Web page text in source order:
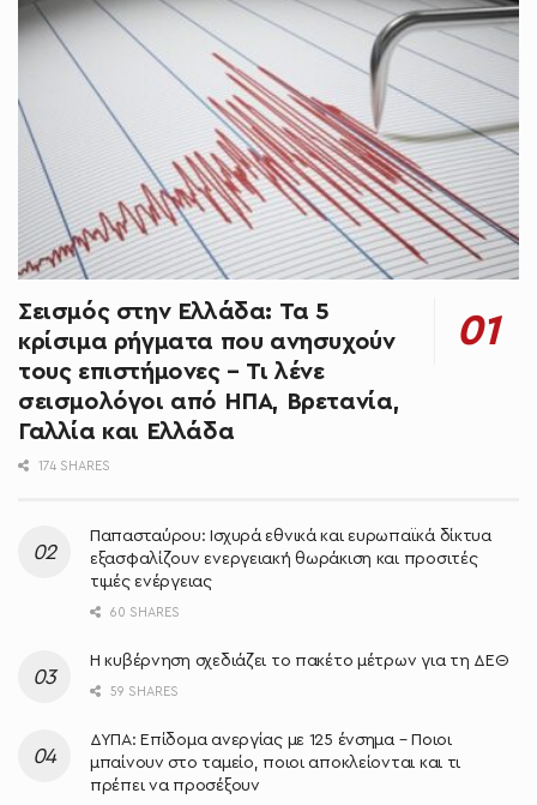
Σεισμός στην Ελλάδα: Τα 5
κρίσιμα ρήγματα που ανησυχούν
τους επιστήμονες – Τι λένε
σεισμολόγοι από ΗΠΑ, Βρετανία,
Γαλλία και Ελλάδα
174 SHARES
Παπασταύρου: Ισχυρά εθνικά και ευρωπαϊκά δίκτυα
εξασφαλίζουν ενεργειακή θωράκιση και προσιτές
τιμές ενέργειας
60 SHARES
Η κυβέρνηση σχεδιάζει το πακέτο μέτρων για τη ΔΕΘ
59 SHARES
ΔΥΠΑ: Επίδομα ανεργίας με 125 ένσημα – Ποιοι
μπαίνουν στο ταμείο, ποιοι αποκλείονται και τι
πρέπει να προσέξουν